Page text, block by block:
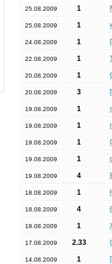
25.08.2009 1
25.08.2009 1
24.08.2009 1
22.08.2009 1
20.08.2009 1
20.08.2009 3
19.08.2009 1
19.08.2009 1
19.08.2009 1
19.08.2009 1
19.08.2009 4
18.08.2009 1
18.08.2009 4
18.08.2009 1
17.08.2009 2.33
14.08.2009 1